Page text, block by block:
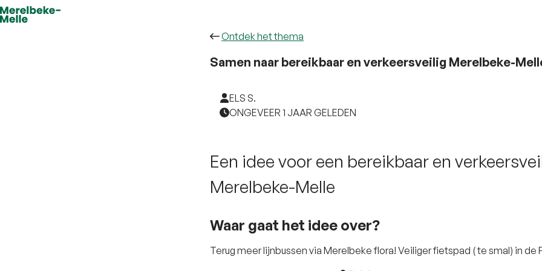
Ontdek het thema
Samen naar bereikbaar en verkeersveilig Merelbeke-
ELS S.
ONGEVEER 1 JAAR GELEDEN
Een idee voor een bereikbaar en
Merelbeke-Melle
Waar gaat het idee over?
Terug meer lijnbussen via Merelbeke flora! Veiliger fietspad ( te smal) in de